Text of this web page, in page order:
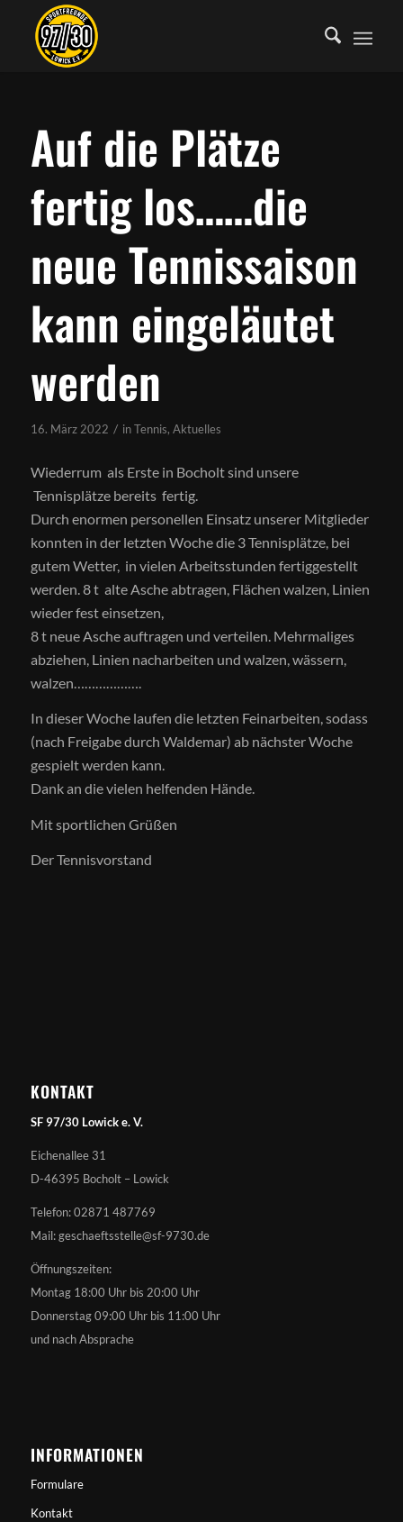
Auf die Plätze
fertig los……die
neue Tennissaison
kann eingeläutet
werden
16. März 2022 / inTennis, Aktuelles
Wiederrum als Erste in Bocholt sind unsere
Tennisplätze bereits fertig.
Durch enormen personellen Einsatz unserer Mitglieder
konnten in der letzten Woche die 3 Tennisplätze, bei
gutem Wetter, in vielen Arbeitsstunden fertiggestellt
werden. 8 t alte Asche abtragen, Flächen walzen, Linien
wieder fest einsetzen,
8 t neue Asche auftragen und verteilen. Mehrmaliges
abziehen, Linien nacharbeiten und walzen, wässern,
walzen……………….
In dieser Woche laufen die letzten Feinarbeiten, sodass
(nach Freigabe durch Waldemar) ab nächster Woche
gespielt werden kann.
Dank an die vielen helfenden Hände.
Mit sportlichen Grüßen
Der Tennisvorstand
KONTAKT
SF 97/30 Lowick e. V.
Eichenallee 31
D-46395 Bocholt – Lowick
Telefon: 02871 487769
Mail: geschaeftsstelle@sf-9730.de
Öffnungszeiten:
Montag 18:00 Uhr bis 20:00 Uhr
Donnerstag 09:00 Uhr bis 11:00 Uhr
und nach Absprache
INFORMATIONEN
Formulare
Kontakt